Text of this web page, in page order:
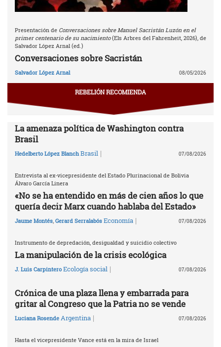
Presentación de Conversaciones sobre Manuel Sacristán Luzón en el
primer centenario de su nacimiento(Els Arbres del Fahrenheit, 2026), de
Salvador López Arnal (ed.)
Conversaciones sobre Sacristán
Salvador López Arnal 08/05/2026
REBELIÓN RECOMIENDA
La amenaza política de Washington contra
Brasil
Hedelberto López Blanch Brasil | 07/08/2026
Entrevista al ex-vicepresidente del Estado Plurinacional de Bolivia
Álvaro García Linera
«No se ha entendido en más de cien años lo que
quería decir Marx cuando hablaba del Estado»
Jaume Montés, Gerard Serralabós Economía | 07/08/2026
Instrumento de depredación, desigualdad y suicidio colectivo
La manipulación de la crisis ecológica
J. Luis Carpintero Ecología social | 07/08/2026
Crónica de una plaza llena y embarrada para
gritar al Congreso que la Patria no se vende
Luciana Rosende Argentina | 07/08/2026
Hasta el vicepresidente Vance está en la mira de Israel